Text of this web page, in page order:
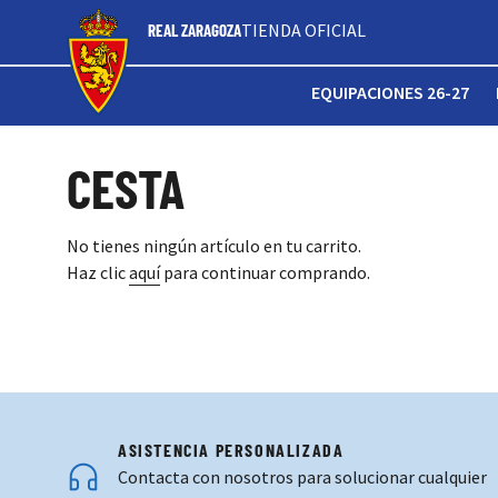
REAL ZARAGOZATIENDA OFICIAL
EQUIPACIONES 26-27
CESTA
No tienes ningún artículo en tu carrito.
Haz clicaquípara continuar comprando.
ASISTENCIA PERSONALIZADA
Contacta con nosotros para solucionar cualquier